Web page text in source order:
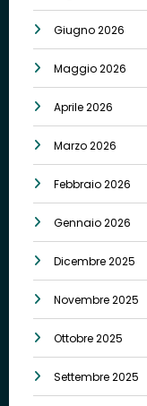
Giugno 2026
Maggio 2026
Aprile 2026
Marzo 2026
Febbraio 2026
Gennaio 2026
Dicembre 2025
Novembre 2025
Ottobre 2025
Settembre 2025